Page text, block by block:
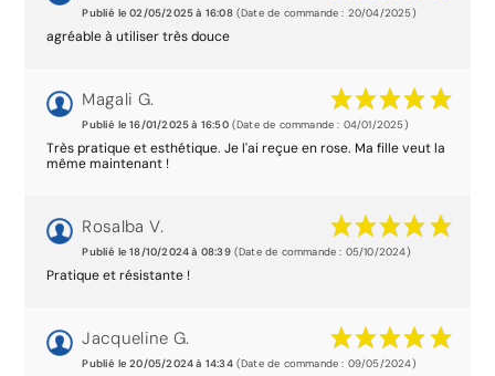
Publié le 02/05/2025 à 16:08(Date de commande : 20/04/2025)
agréable à utiliser très douce
Magali G.
Publié le 16/01/2025 à 16:50(Date de commande : 04/01/2025)
Très pratique et esthétique. Je l'ai reçue en rose. Ma fille veut la
même maintenant !
Rosalba V.
Publié le 18/10/2024 à 08:39(Date de commande : 05/10/2024)
Pratique et résistante !
Jacqueline G.
Publié le 20/05/2024 à 14:34(Date de commande : 09/05/2024)